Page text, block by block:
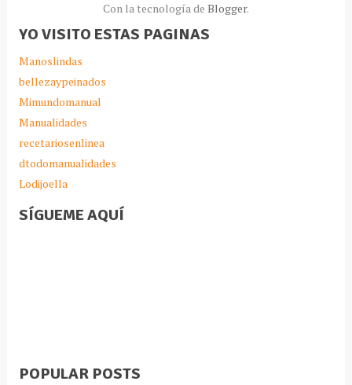
Con la tecnología de Blogger.
YO VISITO ESTAS PAGINAS
Manoslindas
bellezaypeinados
Mimundomanual
Manualidades
recetariosenlinea
dtodomanualidades
Lodijoella
SÍGUEME AQUÍ
POPULAR POSTS